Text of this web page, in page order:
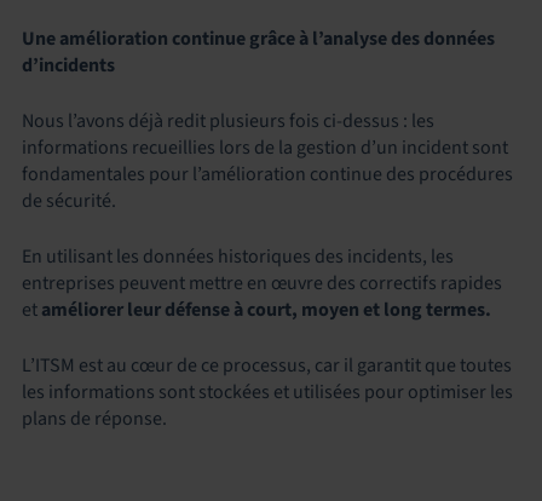
Une amélioration continue grâce à l’analyse des données
d’incidents
Nous l’avons déjà redit plusieurs fois ci-dessus : les
informations recueillies lors de la gestion d’un incident sont
fondamentales pour l’amélioration continue des procédures
de sécurité.
En utilisant les données historiques des incidents, les
entreprises peuvent mettre en œuvre des correctifs rapides
etaméliorer leur défense à court, moyen et long termes.
L’ITSM est au cœur de ce processus, car il garantit que toutes
les informations sont stockées et utilisées pour optimiser les
plans de réponse.